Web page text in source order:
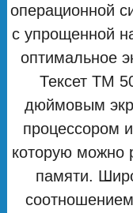
операционной
с упрощенной
оптимальное
Тексет ТМ
дюймовым
процессором
которую можно
памяти.